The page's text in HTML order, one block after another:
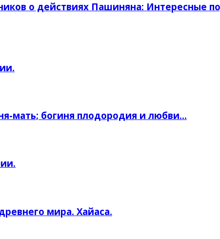
о действиях Пашиняна: Интересные
мать; богиня плодородия и любви…
мира. Хайаса.